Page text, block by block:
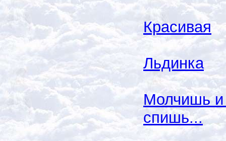
Красивая
Льдинка
Молчишь и
спишь...